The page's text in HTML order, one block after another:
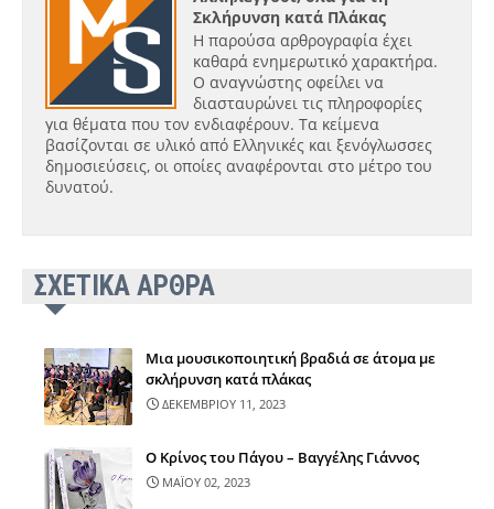
Σκλήρυνση κατά Πλάκας
Η παρούσα αρθρογραφία έχει
καθαρά ενημερωτικό χαρακτήρα.
Ο αναγνώστης οφείλει να
διασταυρώνει τις πληροφορίες
για θέματα που τον ενδιαφέρουν. Τα κείμενα
βασίζονται σε υλικό από Ελληνικές και ξενόγλωσσες
δημοσιεύσεις, οι οποίες αναφέρονται στο μέτρο του
δυνατού.
ΣΧΕΤΙΚΑ ΑΡΘΡΑ
Μια μουσικοποιητική βραδιά σε άτομα με
σκλήρυνση κατά πλάκας
ΔΕΚΕΜΒΡΙΟΥ 11, 2023
Ο Κρίνος του Πάγου – Βαγγέλης Γιάννος
ΜΑΪΟΥ 02, 2023